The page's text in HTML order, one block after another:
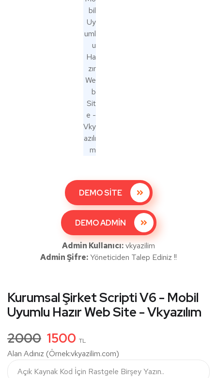
DEMO SİTE
DEMO ADMİN
Admin Kullanıcı:vkyazilim
Admin Şifre:Yöneticiden Talep Ediniz !!
Kurumsal Şirket Scripti V6 - Mobil
Uyumlu Hazır Web Site - Vkyazılım
2000 1500 TL
Alan Adınız (Örnek:vkyazilim.com)